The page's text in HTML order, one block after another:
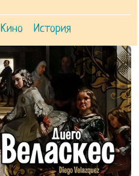
Кино История